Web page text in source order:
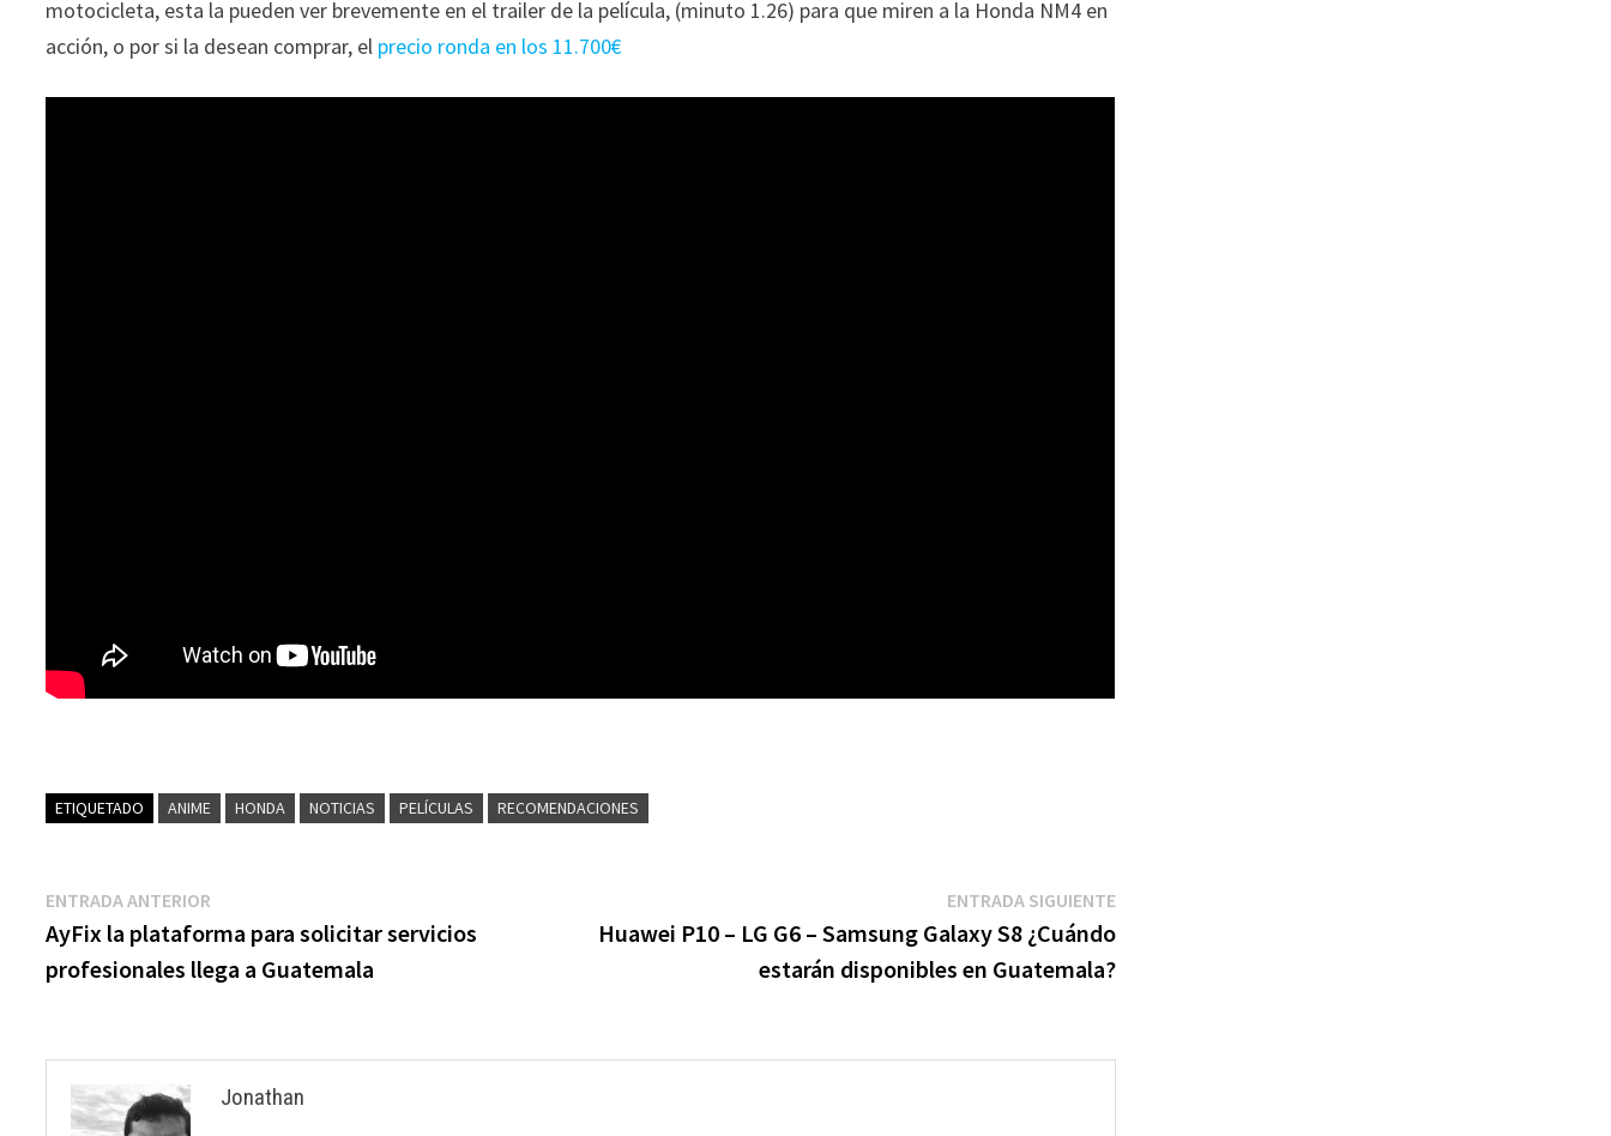
motocicleta, esta la pueden ver brevemente en el trailer de la película, (minuto 1.26) para que miren a la Honda NM4 en
acción, o por si la desean comprar, el precio ronda en los 11.700€
ETIQUETADO ANIME HONDA NOTICIAS PELÍCULAS RECOMENDACIONES
Navegación
de
entradas
ENTRADA ANTERIOR
anterior:
AyFix la plataforma para solicitar servicios
profesionales llega a Guatemala
ENTRADA SIGUIENTEEntrada
siguiente:
Huawei P10 – LG G6 – Samsung Galaxy S8 ¿Cuándo
estarán disponibles en Guatemala?
Jonathan